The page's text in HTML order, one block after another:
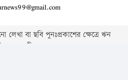
বা ছবি পুনঃপ্রকাশের ক্ষেত্রে ঋন
বাঞ্চনীয় ।